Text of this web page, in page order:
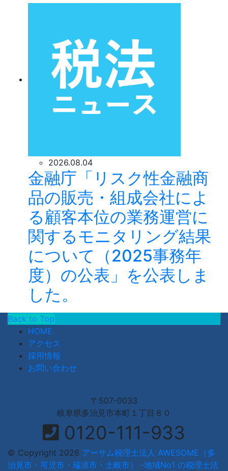
2026.08.04
金融庁「リスク性金融商
品の販売・組成会社によ
る顧客本位の業務運営に
関するモニタリング結果
について（2025事務年
度）の公表」を公表しま
した。
Back to Top
HOME
アクセス
採用情報
お問い合わせ
〒507-0033
岐阜県多治見市本町１丁目８０
0120-111-933
© Copyright 2026 アーサム税理士法人 AWESOME（多
治見市・可児市・瑞浪市・土岐市） -地域No1 の税理士法